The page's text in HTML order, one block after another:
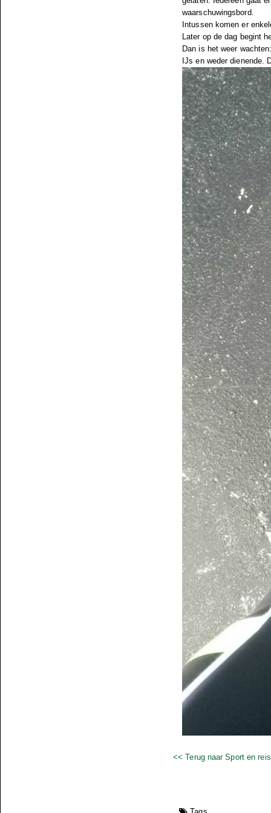
waarschuwingsbord.
Intussen komen er
Later op de dag begint
Dan is het weer
IJs en weder dienende.
<< Terug naar Sport en